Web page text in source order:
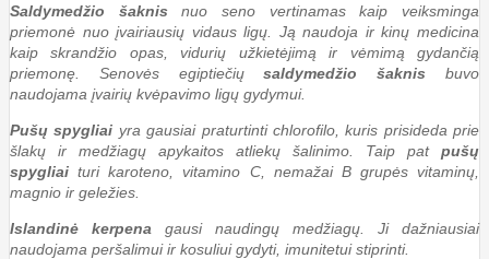
Saldymedžio šaknis nuo seno vertinamas kaip veiksminga
priemonė nuo įvairiausių vidaus ligų. Ją naudoja ir kinų medicina
kaip skrandžio opas, vidurių užkietėjimą ir vėmimą gydančią
priemonę. Senovės egiptiečiųsaldymedžio šaknis buvo
naudojama įvairių kvėpavimo ligų gydymui.
Pušų spygliai yra gausiai praturtinti chlorofilo, kuris prisideda prie
šlakų ir medžiagų apykaitos atliekų šalinimo. Taip pat pušų
spygliai turi karoteno, vitamino C, nemažai B grupės vitaminų,
magnio ir geležies.
Islandinė kerpena gausi naudingų medžiagų. Ji dažniausiai
naudojama peršalimui ir kosuliui gydyti, imunitetui stiprinti.